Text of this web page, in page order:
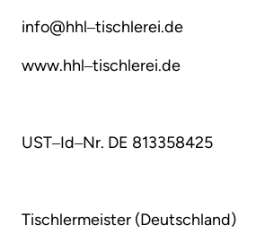
info@hhl‒tischlerei.de
www.hhl‒tischlerei.de
UST‒Id‒Nr. DE 813358425
Tischlermeister (Deutschland)